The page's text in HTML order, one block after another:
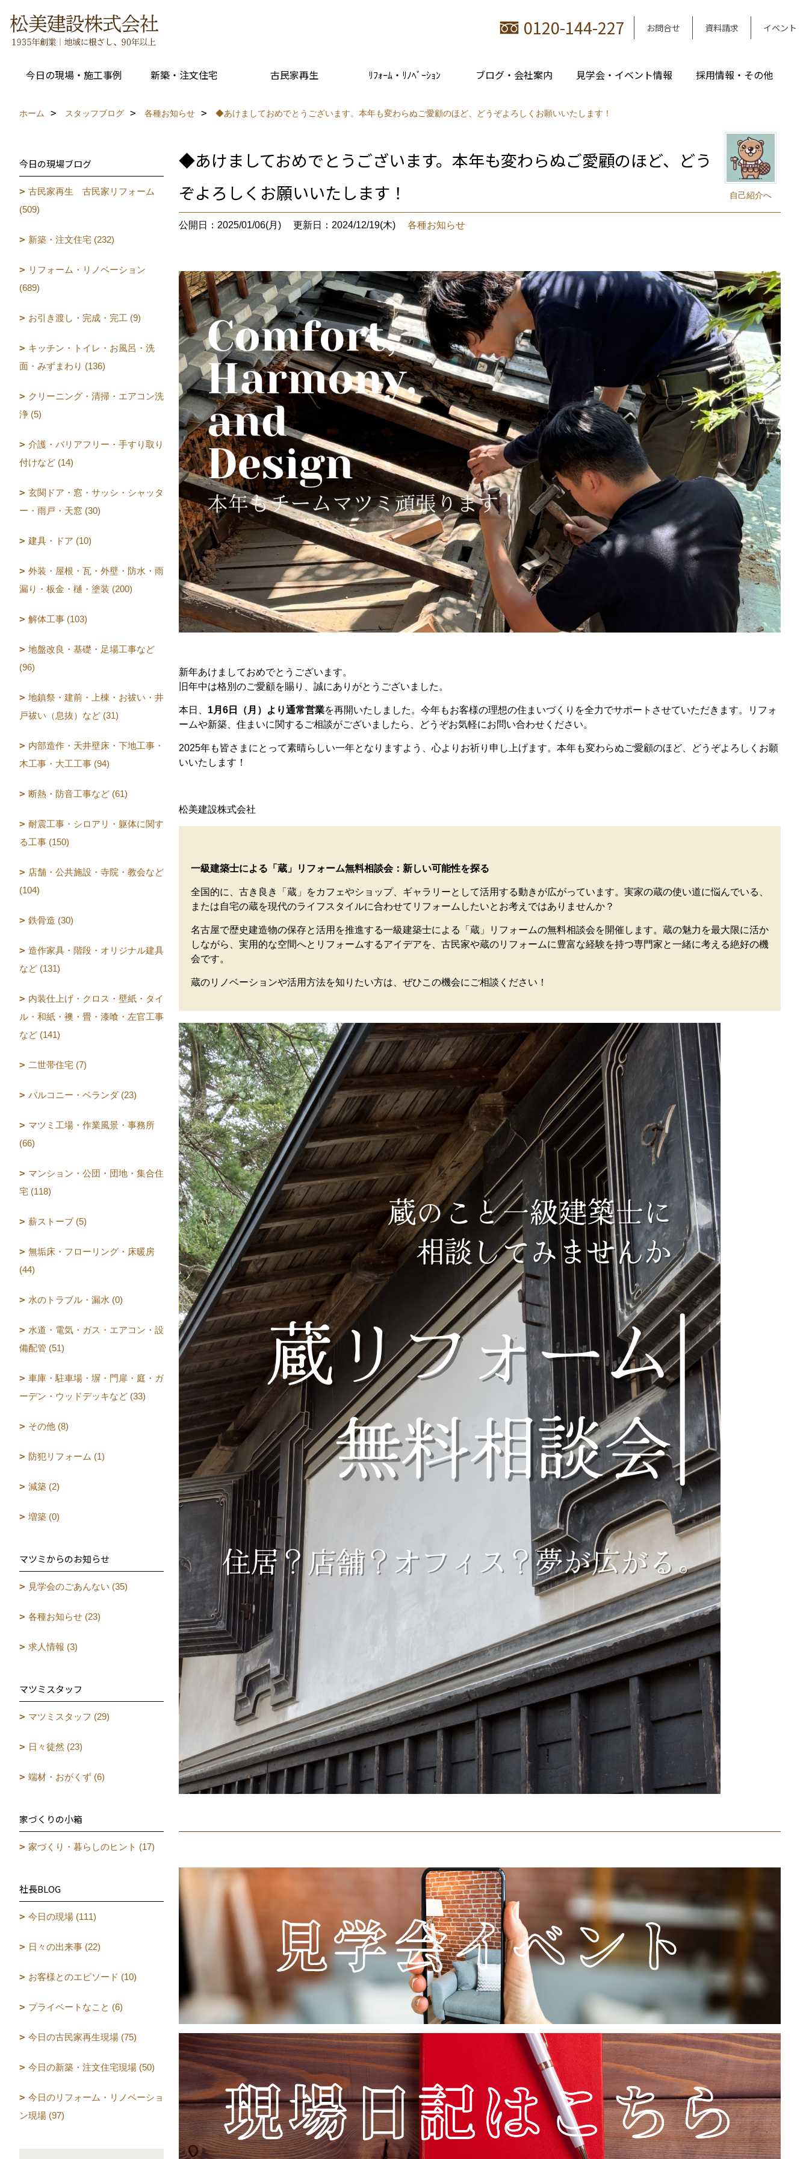
0120-144-227 お問合せ 資料請求 イベント
今日の現場・施工事例 新築・注文住宅 古民家再生 ﾘﾌｫｰﾑ・ﾘﾉﾍﾞｰｼｮﾝ ブログ・会社案内 見学会・イベント情報 採用情報・その他
ホーム スタッフブログ 各種お知らせ ◆あけましておめでとうございます。本年も変わらぬご愛顧のほど、どうぞよろしくお願いいたします！
自己紹介へ
◆あけましておめでとうございます。本年も変わらぬご愛顧のほど、どう
ぞよろしくお願いいたします！
公開日：2025/01/06(月) 更新日：2024/12/19(木) 各種お知らせ
新年あけましておめでとうございます。
旧年中は格別のご愛顧を賜り、誠にありがとうございました。
本日、 1月6日（月）より通常営業を再開いたしました。今年もお客様の理想の住まいづくりを全力でサポートさせていただきます。リフォ
ームや新築、住まいに関するご相談がございましたら、どうぞお気軽にお問い合わせください。
2025年も皆さまにとって素晴らしい一年となりますよう、心よりお祈り申し上げます。本年も変わらぬご愛顧のほど、どうぞよろしくお願
いいたします！
松美建設株式会社
一級建築士による「蔵」リフォーム無料相談会：新しい可能性を探る
全国的に、古き良き「蔵」をカフェやショップ、ギャラリーとして活用する動きが広がっています。実家の蔵の使い道に悩んでいる、
または自宅の蔵を現代のライフスタイルに合わせてリフォームしたいとお考えではありませんか？
名古屋で歴史建造物の保存と活用を推進する一級建築士による「蔵」リフォームの無料相談会を開催します。蔵の魅力を最大限に活か
しながら、実用的な空間へとリフォームするアイデアを、古民家や蔵のリフォームに豊富な経験を持つ専門家と一緒に考える絶好の機
会です。
蔵のリノベーションや活用方法を知りたい方は、ぜひこの機会にご相談ください！
今日の現場ブログ
古民家再生 古民家リフォーム
(509)
新築・注文住宅 (232)
リフォーム・リノベーション
(689)
お引き渡し・完成・完工 (9)
キッチン・トイレ・お風呂・洗
面・みずまわり (136)
クリーニング・清掃・エアコン洗
浄 (5)
介護・バリアフリー・手すり取り
付けなど (14)
玄関ドア・窓・サッシ・シャッタ
ー・雨戸・天窓 (30)
建具・ドア (10)
外装・屋根・瓦・外壁・防水・雨
漏り・板金・樋・塗装 (200)
解体工事 (103)
地盤改良・基礎・足場工事など
(96)
地鎮祭・建前・上棟・お祓い・井
戸祓い（息抜）など (31)
内部造作・天井壁床・下地工事・
木工事・大工工事 (94)
断熱・防音工事など (61)
耐震工事・シロアリ・躯体に関す
る工事 (150)
店舗・公共施設・寺院・教会など
(104)
鉄骨造 (30)
造作家具・階段・オリジナル建具
など (131)
内装仕上げ・クロス・壁紙・タイ
ル・和紙・襖・畳・漆喰・左官工事
など (141)
二世帯住宅 (7)
バルコニー・ベランダ (23)
マツミ工場・作業風景・事務所
(66)
マンション・公団・団地・集合住
宅 (118)
薪ストーブ (5)
無垢床・フローリング・床暖房
(44)
水のトラブル・漏水 (0)
水道・電気・ガス・エアコン・設
備配管 (51)
車庫・駐車場・塀・門扉・庭・ガ
ーデン・ウッドデッキなど (33)
その他 (8)
防犯リフォーム (1)
減築 (2)
増築 (0)
マツミからのお知らせ
見学会のごあんない (35)
各種お知らせ (23)
求人情報 (3)
マツミスタッフ
マツミスタッフ (29)
日々徒然 (23)
端材・おがくず (6)
家づくりの小箱
家づくり・暮らしのヒント (17)
社長BLOG
今日の現場 (111)
日々の出来事 (22)
お客様とのエピソード (10)
プライベートなこと (6)
今日の古民家再生現場 (75)
今日の新築・注文住宅現場 (50)
今日のリフォーム・リノベーショ
ン現場 (97)